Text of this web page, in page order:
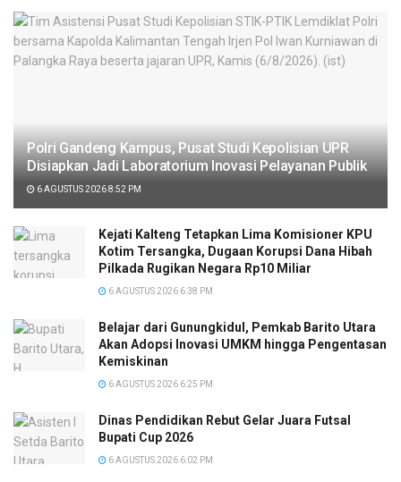
Polri Gandeng Kampus, Pusat Studi Kepolisian UPR
Disiapkan Jadi Laboratorium Inovasi Pelayanan Publik
6 AGUSTUS 2026 8:52 PM
Kejati Kalteng Tetapkan Lima Komisioner KPU
Kotim Tersangka, Dugaan Korupsi Dana Hibah
Pilkada Rugikan Negara Rp10 Miliar
6 AGUSTUS 2026 6:38 PM
Belajar dari Gunungkidul, Pemkab Barito Utara
Akan Adopsi Inovasi UMKM hingga Pengentasan
Kemiskinan
6 AGUSTUS 2026 6:25 PM
Dinas Pendidikan Rebut Gelar Juara Futsal
Bupati Cup 2026
6 AGUSTUS 2026 6:02 PM